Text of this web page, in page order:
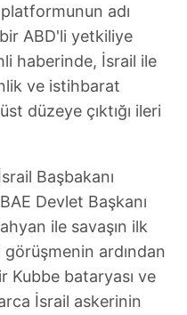
adı
ABD'li yetkiliye
haberinde, İsrail ile
ve istihbarat
düzeye çıktığı ileri
Başbakanı
Devlet Başkanı
ile savaşın ilk
ardından
Kubbe bataryası ve
İsrail askerinin